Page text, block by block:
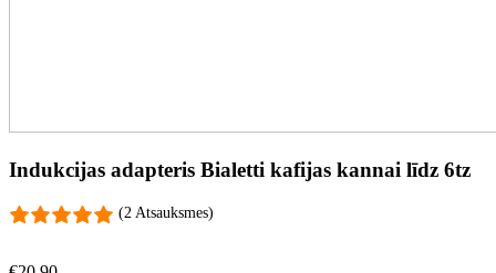
Indukcijas adapteris Bialetti kafijas kannai līdz 6tz
(2 Atsauksmes)